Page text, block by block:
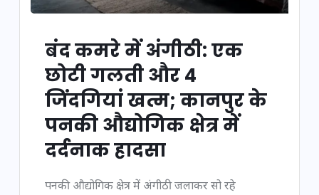
बंद कमरे में अंगीठी: एक
छोटी गलती और 4
जिंदगियां खत्म; कानपुर के
पनकी औद्योगिक क्षेत्र में
दर्दनाक हादसा
पनकी औद्योगिक क्षेत्र में अंगीठी जलाकर सो रहे